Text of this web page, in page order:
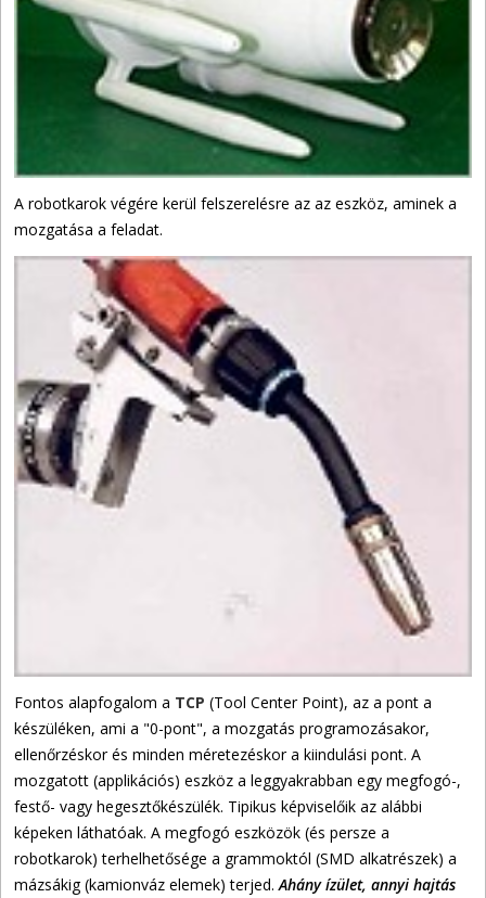
A robotkarok végére kerül felszerelésre az az eszköz, aminek a
mozgatása a feladat.
Fontos alapfogalom a TCP (Tool Center Point), az a pont a
készüléken, ami a "0-pont", a mozgatás programozásakor,
ellenőrzéskor és minden méretezéskor a kiindulási pont. A
mozgatott (applikációs) eszköz a leggyakrabban egy megfogó-,
festő- vagy hegesztőkészülék. Tipikus képviselőik az alábbi
képeken láthatóak. A megfogó eszközök (és persze a
robotkarok) terhelhetősége a grammoktól (SMD alkatrészek) a
mázsákig (kamionváz elemek) terjed. Ahány ízület, annyi hajtás